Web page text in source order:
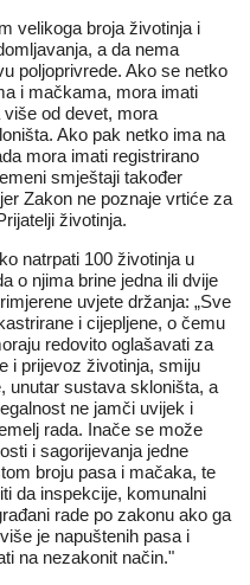
velikoga broja životinja i
a da nema
poljoprivrede. Ako se netko
i mačkama, mora imati
od devet, mora
Ako pak netko ima na
mora imati registrirano
smještaji također
Zakon ne poznaje vrtiće za
životinja.
natrpati 100 životinja u
o njima brine jedna ili dvije
uvjete držanja: „Sve
i cijepljene, o čemu
redovito oglašavati za
i prijevoz životinja, smiju
unutar sustava skloništa, a
ne jamči uvijek i
rada. Inače se može
i sagorijevanja jedne
broju pasa i mačaka, te
da inspekcije, komunalni
rade po zakonu ako ga
je napuštenih pasa i
na nezakonit način."